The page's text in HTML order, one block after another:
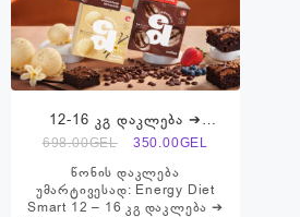
12-16 კგ დაკლება ➔
პროდუქტების ნაკრები ➔
Energy Diet Smart
698.00GEL
Original
was:
698.00₾.
350.00GEL
is:
350.00₾.
წონის დაკლება
უმარტივესად: Energy Diet
Smart 12 – 16 კგ დაკლება ➔